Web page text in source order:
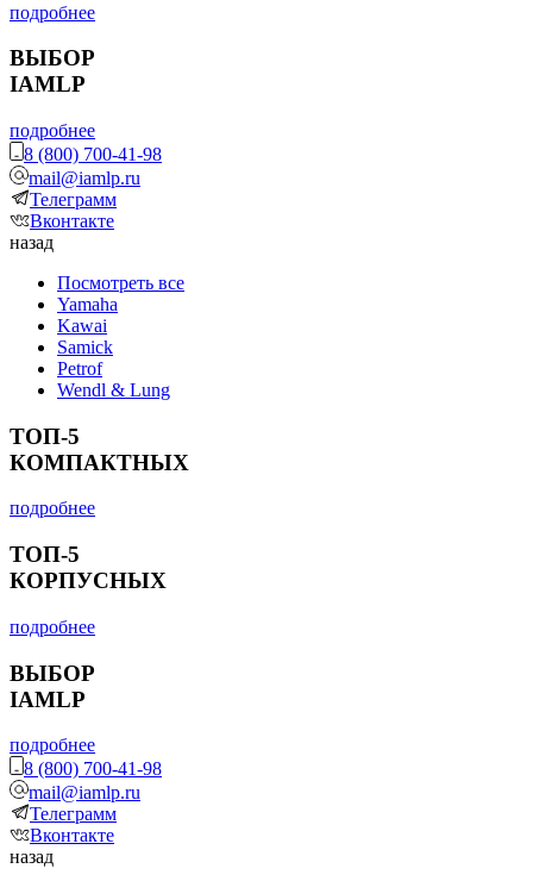
подробнее
ВЫБОР
IAMLP
подробнее
8 (800) 700-41-98
mail@iamlp.ru
Телеграмм
Вконтакте
назад
Посмотреть все
Yamaha
Kawai
Samick
Petrof
Wendl & Lung
ТОП-5
КОМПАКТНЫХ
подробнее
ТОП-5
КОРПУСНЫХ
подробнее
ВЫБОР
IAMLP
подробнее
8 (800) 700-41-98
mail@iamlp.ru
Телеграмм
Вконтакте
назад